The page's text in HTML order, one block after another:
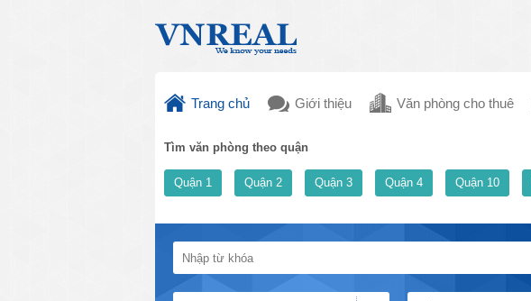
Trang chủ Giới thiệu Văn phòng cho thuê
Tìm văn phòng theo quận
Quận 1 Quận 2 Quận 3 Quận 4 Quận 10